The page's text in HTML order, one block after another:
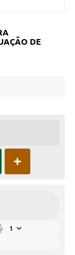
DE